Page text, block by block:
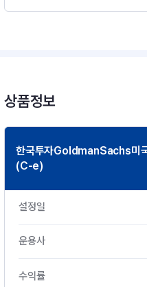
상품정보
한국투자GoldmanSachs미
(C-e)
설정일
운용사
수익률